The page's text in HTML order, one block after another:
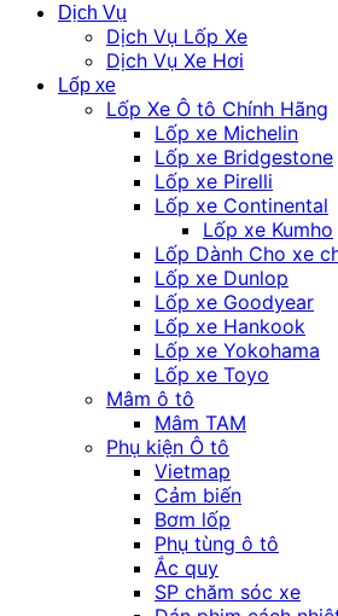
Dịch Vụ
Dịch Vụ Lốp Xe
Dịch Vụ Xe Hơi
Lốp xe
Lốp Xe Ô tô Chính Hãng
Lốp xe Michelin
Lốp xe Bridgestone
Lốp xe Pirelli
Lốp xe Continental
Lốp xe Kumho
Lốp Dành Cho xe
Lốp xe Dunlop
Lốp xe Goodyear
Lốp xe Hankook
Lốp xe Yokohama
Lốp xe Toyo
Mâm ô tô
Mâm TAM
Phụ kiện Ô tô
Vietmap
Cảm biến
Bơm lốp
Phụ tùng ô tô
Ắc quy
SP chăm sóc xe